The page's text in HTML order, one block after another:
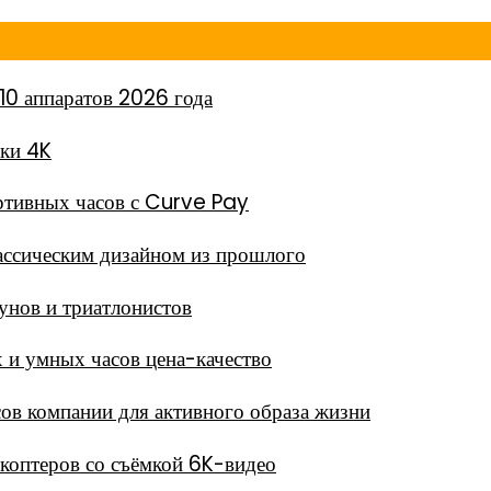
аппаратов 2026 года
4K
часов с Curve Pay
дизайном из прошлого
и триатлонистов
умных часов цена-качество
для активного образа жизни
со съёмкой 6K-видео